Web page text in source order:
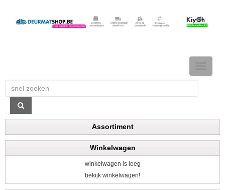
TOGGLE
Assortiment
Winkelwagen
winkelwagen is leeg
bekijk winkelwagen!